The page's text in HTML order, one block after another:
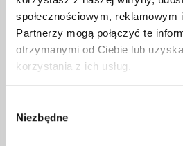
społecznościowym, reklamowym
Partnerzy mogą połączyć te
otrzymanymi od Ciebie lub
korzystania z ich usług.
zgody
Niezbędne